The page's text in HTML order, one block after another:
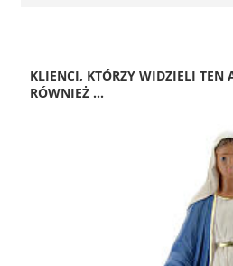
KLIENCI, KTÓRZY WIDZIELI TEN
RÓWNIEŻ ...